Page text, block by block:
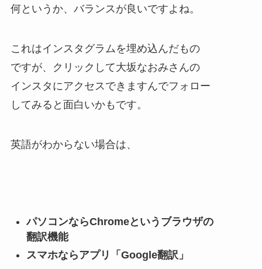
何というか、バランスが良いですよね。
これはインスタグラムを埋め込んだもの
ですが、クリックして大坂なおみさんの
インスタにアクセスできますんでフォロー
してみると面白いかもです。
英語がわからない場合は、
パソコンならChromeというブラウザの
翻訳機能
スマホならアプリ「Google翻訳」